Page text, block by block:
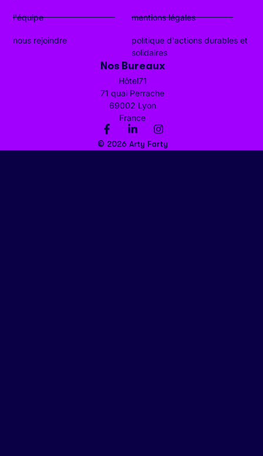
l'équipe
nous rejoindre
mentions légales
politique d'actions durables et
solidaires
Nos Bureaux
Hôtel71
71 quai Perrache
69002 Lyon
France
© 2026 Arty Farty